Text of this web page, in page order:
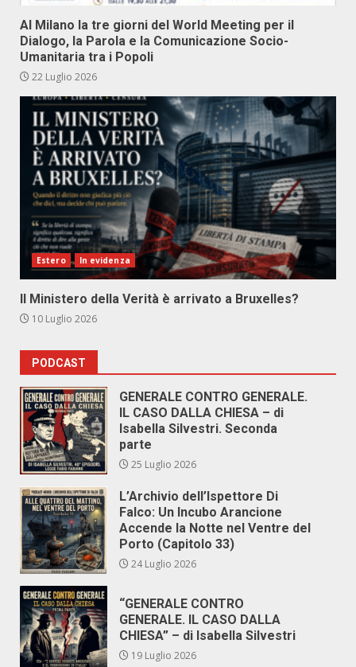
Al Milano la tre giorni del World Meeting per il
Dialogo, la Parola e la Comunicazione Socio-
Umanitaria tra i Popoli
22 Luglio 2026
Estero In evidenza
Il Ministero della Verità è arrivato a Bruxelles?
10 Luglio 2026
PODCAST
GENERALE CONTRO GENERALE.
IL CASO DALLA CHIESA – di
Isabella Silvestri. Seconda
parte
25 Luglio 2026
L’Archivio dell’Ispettore Di
Falco: Un Incubo Arancione
Accende la Notte nel Ventre del
Porto (Capitolo 33)
24 Luglio 2026
“GENERALE CONTRO
GENERALE. IL CASO DALLA
CHIESA” – di Isabella Silvestri
19 Luglio 2026